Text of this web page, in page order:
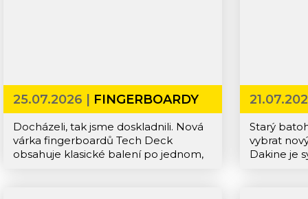
25.07.2026 | FINGERBOARDY
Docházeli, tak jsme doskladnili. Nová
várka fingerboardů Tech Deck
obsahuje klasické balení po jednom,
Starý
vybrat
Dakine je